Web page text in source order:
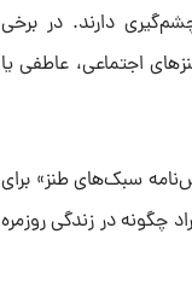
دارند. در برخی
اجتماعی، عاطفی یا
سبک‌های طنز» برای
چگونه در زندگی روزمره